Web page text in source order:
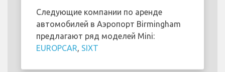
Следующие компании по аренде
автомобилей в Аэропорт Birmingham
предлагают ряд моделей Mini:
EUROPCAR, SIXT